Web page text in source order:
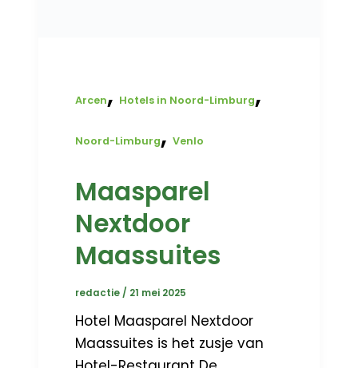
Arcen, Hotels in Noord-Limburg,
Noord-Limburg,Venlo
Maasparel
Nextdoor
Maassuites
redactie / 21 mei 2025
Hotel Maasparel Nextdoor
Maassuites is het zusje van